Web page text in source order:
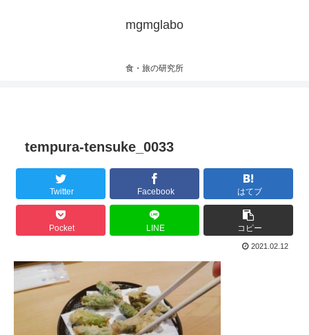
mgmglabo
食・旅の研究所
tempura-tensuke_0033
Twitter Facebook はてブ
Pocket LINE コピー
2021.02.12